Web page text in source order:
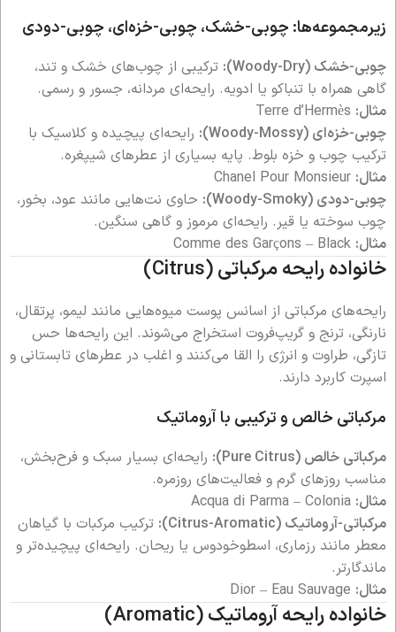
زیرمجموعه‌ها: چوبی-خشک، چوبی-خزه‌ای، چوبی-دودی
چوبی-خشک (Woody-Dry):
ترکیبی از چوب‌های خشک و تند،
گاهی همراه با تنباکو یا ادویه. رایحه‌ای مردانه، جسور و رسمی.
مثال:
چوبی-خزه‌ای (Woody-Mossy):
رایحه‌ای پیچیده و کلاسیک با
ترکیب چوب و خزه بلوط. پایه بسیاری از عطرهای شیپغره.
مثال:
چوبی-دودی (Woody-Smoky):
حاوی نت‌هایی مانند عود، بخور،
چوب سوخته یا قیر. رایحه‌ای مرموز و گاهی سنگین.
مثال:
خانواده رایحه مرکباتی (Citrus)
رایحه‌های مرکباتی از اسانس پوست میوه‌هایی مانند لیمو، پرتقال،
نارنگی، ترنج و گریپ‌فروت استخراج می‌شوند. این رایحه‌ها حس
تازگی، طراوت و انرژی را القا می‌کنند و اغلب در عطرهای تابستانی و
اسپرت کاربرد دارند.
مرکباتی خالص و ترکیبی با آروماتیک
مرکباتی خالص (Pure Citrus):
رایحه‌ای بسیار سبک و فرح‌بخش،
مناسب روزهای گرم و فعالیت‌های روزمره.
مثال:
مرکباتی-آروماتیک (Citrus-Aromatic):
ترکیب مرکبات با گیاهان
معطر مانند رزماری، اسطوخودوس یا ریحان. رایحه‌ای پیچیده‌تر و
ماندگارتر.
مثال:
خانواده رایحه آروماتیک (Aromatic)